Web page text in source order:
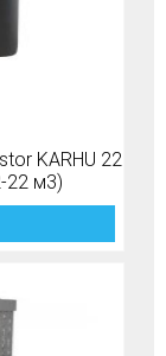
KARHU 22
22 м3)